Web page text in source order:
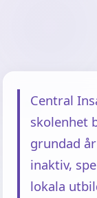
Central
skolenhet
grundad
inaktiv,
lokala